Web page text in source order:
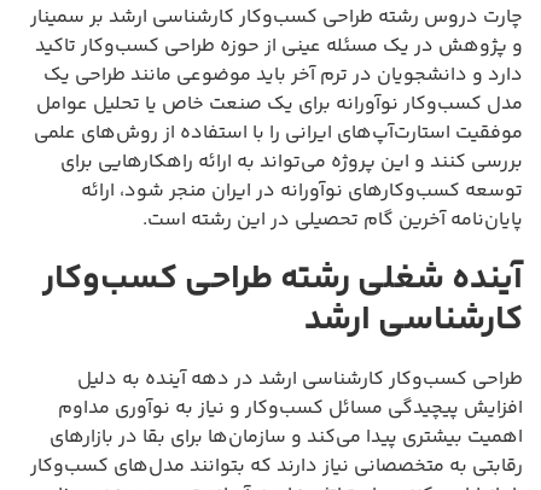
چارت دروس رشته طراحی کسب‌وکار کارشناسی ارشد بر سمینار
و پژوهش در یک مسئله عینی از حوزه طراحی کسب‌وکار تاکید
دارد و دانشجویان در ترم آخر باید موضوعی مانند طراحی یک
مدل کسب‌وکار نوآورانه برای یک صنعت خاص یا تحلیل عوامل
موفقیت استارت‌آپ‌های ایرانی را با استفاده از روش‌های علمی
بررسی کنند و این پروژه می‌تواند به ارائه راهکارهایی برای
توسعه کسب‌وکارهای نوآورانه در ایران منجر شود، ارائه
پایان‌نامه آخرین گام تحصیلی در این رشته است.
آینده شغلی رشته طراحی کسب‌وکار
کارشناسی ارشد
طراحی کسب‌وکار کارشناسی ارشد در دهه آینده به دلیل
افزایش پیچیدگی مسائل کسب‌وکار و نیاز به نوآوری مداوم
اهمیت بیشتری پیدا می‌کند و سازمان‌ها برای بقا در بازارهای
رقابتی به متخصصانی نیاز دارند که بتوانند مدل‌های کسب‌وکار